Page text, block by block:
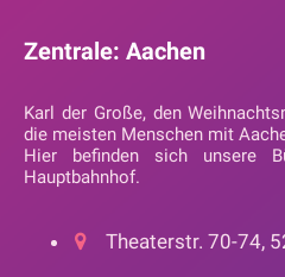
Zentrale: Aachen
Karl der Große, den
die meisten Menschen mit
Hier befinden sich unsere
Hauptbahnhof.
Theaterstr. 70-74,